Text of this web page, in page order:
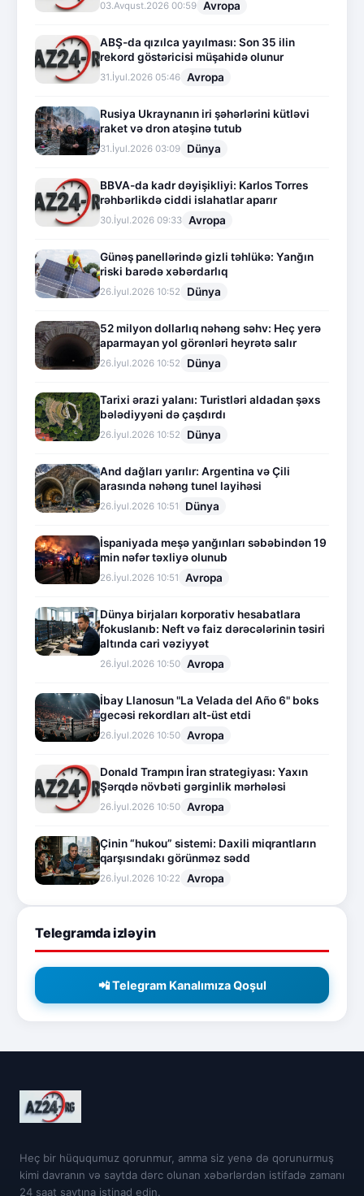
03.Avqust.2026 00:59 Avropa
ABŞ-da qızılca yayılması: Son 35 ilin
rekord göstəricisi müşahidə olunur
31.İyul.2026 05:46 Avropa
Rusiya Ukraynanın iri şəhərlərini kütləvi
raket və dron atəşinə tutub
31.İyul.2026 03:09 Dünya
BBVA-da kadr dəyişikliyi: Karlos Torres
rəhbərlikdə ciddi islahatlar aparır
30.İyul.2026 09:33 Avropa
Günəş panellərində gizli təhlükə: Yanğın
riski barədə xəbərdarlıq
26.İyul.2026 10:52 Dünya
52 milyon dollarlıq nəhəng səhv: Heç yerə
aparmayan yol görənləri heyrətə salır
26.İyul.2026 10:52 Dünya
Tarixi ərazi yalanı: Turistləri aldadan şəxs
bələdiyyəni də çaşdırdı
26.İyul.2026 10:52 Dünya
And dağları yarılır: Argentina və Çili
arasında nəhəng tunel layihəsi
26.İyul.2026 10:51 Dünya
İspaniyada meşə yanğınları səbəbindən 19
min nəfər təxliyə olunub
26.İyul.2026 10:51 Avropa
Dünya birjaları korporativ hesabatlara
fokuslanıb: Neft və faiz dərəcələrinin təsiri
altında cari vəziyyət
26.İyul.2026 10:50 Avropa
İbay Llanosun "La Velada del Año 6" boks
gecəsi rekordları alt-üst etdi
26.İyul.2026 10:50 Avropa
Donald Trampın İran strategiyası: Yaxın
Şərqdə növbəti gərginlik mərhələsi
26.İyul.2026 10:50 Avropa
Çinin “hukou” sistemi: Daxili miqrantların
qarşısındakı görünməz sədd
26.İyul.2026 10:22 Avropa
Telegramda izləyin
📲 Telegram Kanalımıza Qoşul
Heç bir hüququmuz qorunmur, amma siz yenə də qorunurmuş
kimi davranın və saytda dərc olunan xəbərlərdən istifadə zamanı
24 saat saytına istinad edin.